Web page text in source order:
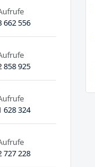
662 556
858 925
628 324
727 228